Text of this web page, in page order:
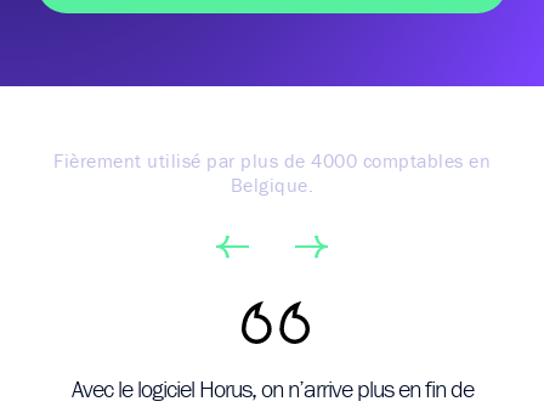
Fièrement utilisé par plus de 4000 comptables en
Belgique.
Avec le logiciel Horus, on n’arrive plus en fin de